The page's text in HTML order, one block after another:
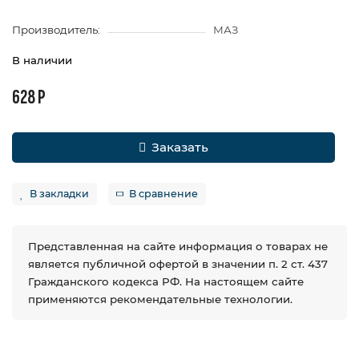
Производитель: МАЗ
В наличии
628 Р
Заказать
В закладки В сравнение
Представленная на сайте информация о товарах не
является публичной офертой в значении п. 2 ст. 437
Гражданского кодекса РФ. На настоящем сайте
применяются рекомендательные технологии.